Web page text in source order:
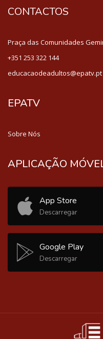
CONTACTOS
Praça das Comunidades
+351 253 322 144
educacaodeadultos@epatv.pt
EPATV
Sobre Nós
APLICAÇÃO
App Store
Descarregar
Google Play
Descarregar